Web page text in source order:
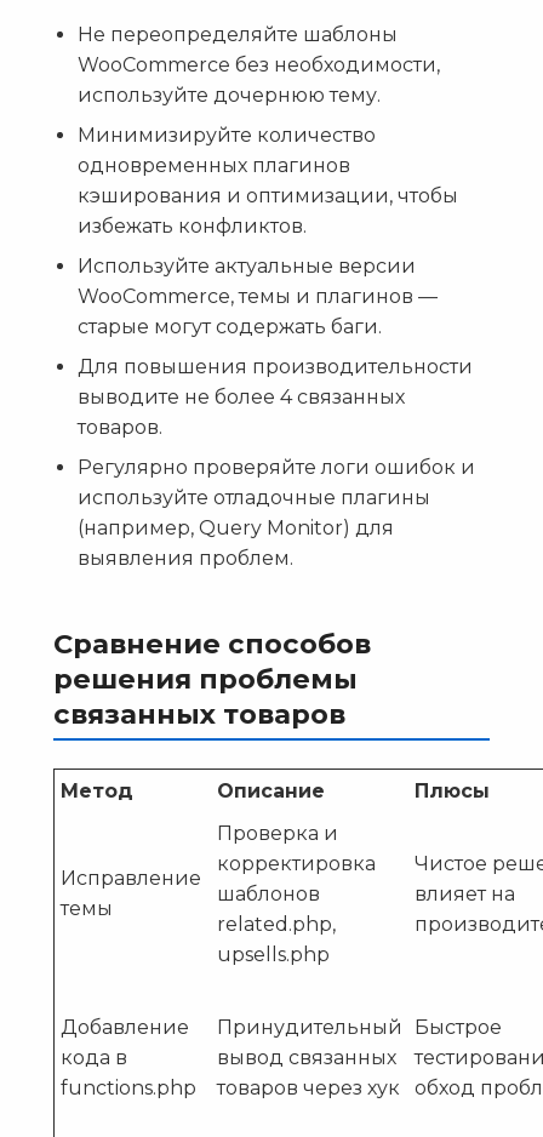
Не переопределяйте шаблоны
WooCommerce без необходимости,
используйте дочернюю тему.
Минимизируйте количество
одновременных плагинов
кэширования и оптимизации, чтобы
избежать конфликтов.
Используйте актуальные версии
WooCommerce, темы и плагинов —
старые могут содержать баги.
Для повышения производительности
выводите не более 4 связанных
товаров.
Регулярно проверяйте логи ошибок и
используйте отладочные плагины
(например, Query Monitor) для
выявления проблем.
Сравнение способов
решения проблемы
связанных товаров
Метод Описание Плюсы
Исправление
темы
Проверка и
корректировка
шаблонов
related.php,
upsells.php
Чистое
влияет на
Добавление
кода в
functions.php
Принудительный
вывод связанных
товаров через хук
Быстрое
обход